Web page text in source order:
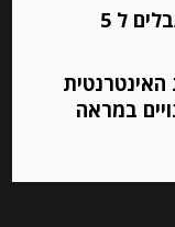
גבינת קרם לבנה טריה מנורמנדי 8%
** מוצרי De cecco ו Mutti מוגבלים ל 5
במראה